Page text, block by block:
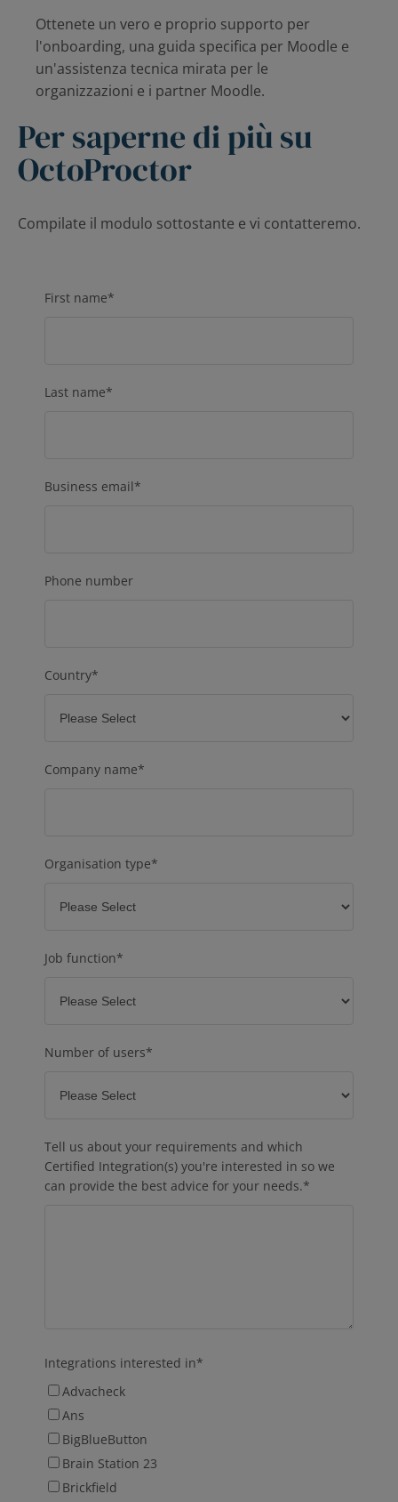
Ottenete un vero e proprio supporto per
l'onboarding, una guida specifica per Moodle e
un'assistenza tecnica mirata per le
organizzazioni e i partner Moodle.
Per saperne di più su
OctoProctor
Compilate il modulo sottostante e vi contatteremo.
First name*
Last name*
Business email*
Phone number
Country*
Company name*
Organisation type*
Job function*
Number of users*
Tell us about your requirements and which
Certified Integration(s) you're interested in so we
can provide the best advice for your needs.*
Integrations interested in*
Advacheck
Ans
BigBlueButton
Brain Station 23
Brickfield